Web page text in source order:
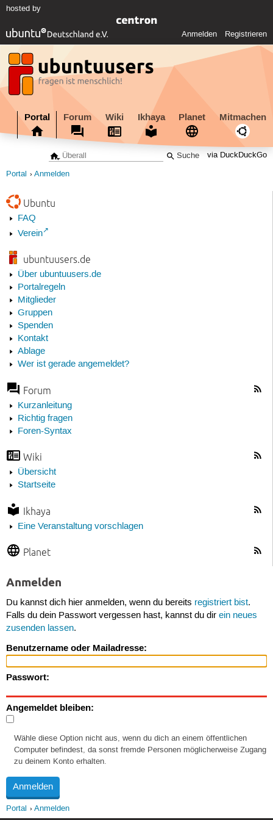
hosted by
Anmelden Registrieren
Portal Forum Wiki Ikhaya Planet Mitmachen
via DuckDuckGo
Portal Anmelden
Ubuntu
FAQ
Verein
ubuntuusers.de
Über ubuntuusers.de
Portalregeln
Mitglieder
Gruppen
Spenden
Kontakt
Ablage
Wer ist gerade angemeldet?
Forum
Kurzanleitung
Richtig fragen
Foren-Syntax
Wiki
Übersicht
Startseite
Ikhaya
Eine Veranstaltung vorschlagen
Planet
Anmelden
Du kannst dich hier anmelden, wenn du bereits registriert bist.
Falls du dein Passwort vergessen hast, kannst du dir ein neues
zusenden lassen.
Benutzername oder Mailadresse:
Passwort:
Angemeldet bleiben:
Wähle diese Option nicht aus, wenn du dich an einem öffentlichen
Computer befindest, da sonst fremde Personen möglicherweise Zugang
zu deinem Konto erhalten.
Portal Anmelden